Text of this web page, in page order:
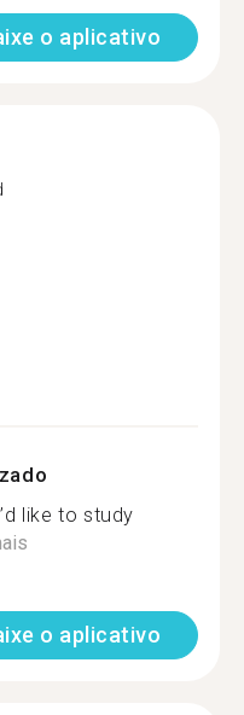
o aplicativo
like to study
o aplicativo